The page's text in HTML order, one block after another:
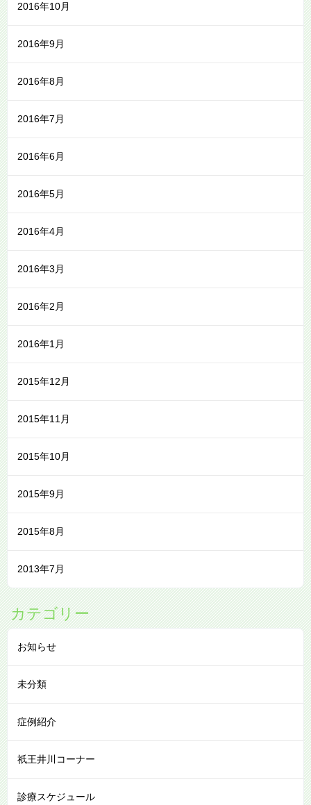
2016年10月
2016年9月
2016年8月
2016年7月
2016年6月
2016年5月
2016年4月
2016年3月
2016年2月
2016年1月
2015年12月
2015年11月
2015年10月
2015年9月
2015年8月
2013年7月
カテゴリー
お知らせ
未分類
症例紹介
祇王井川コーナー
診療スケジュール